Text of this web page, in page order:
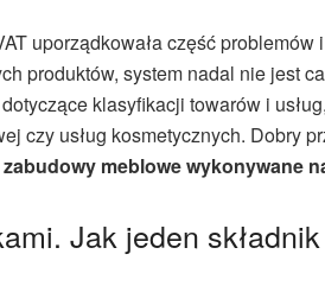
uporządkowała część
produktów, system nadal nie jest
klasyfikacji towarów i
czy usług kosmetycznych. Dobry
meblowe wykonywane
Jak jeden